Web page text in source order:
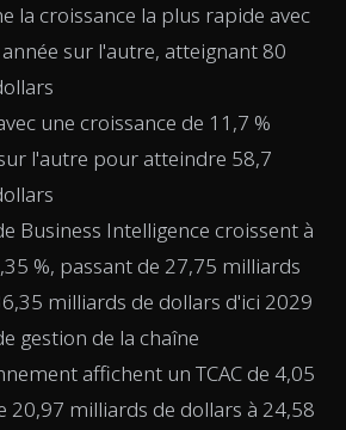
la croissance la plus rapide avec
sur l'autre, atteignant 80
une croissance de 11,7 %
l'autre pour atteindre 58,7
Business Intelligence croissent à
%, passant de 27,75 milliards
milliards de dollars d'ici 2029
gestion de la chaîne
affichent un TCAC de 4,05
20,97 milliards de dollars à 24,58